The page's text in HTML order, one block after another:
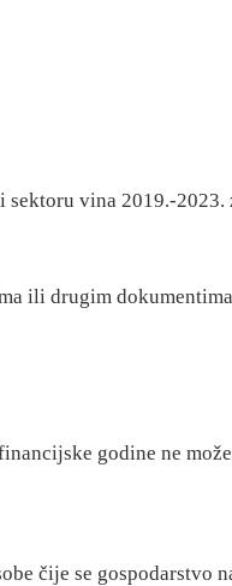
sektoru vina 2019.-
ili drugim dokumentima
godine ne
čije se gospodarstvo